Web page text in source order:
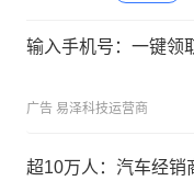
输入手机号：一键领
广告 易泽科技运营商
超10万人：汽车经销